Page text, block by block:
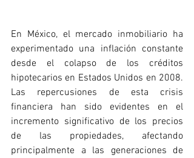
En México, el mercado inmobiliario ha
experimentado una inflación constante
desde el colapso de los créditos
hipotecarios en Estados Unidos en 2008.
Las repercusiones de esta crisis
financiera han sido evidentes en el
incremento significativo de los precios
de las propiedades, afectando
principalmente a las generaciones de